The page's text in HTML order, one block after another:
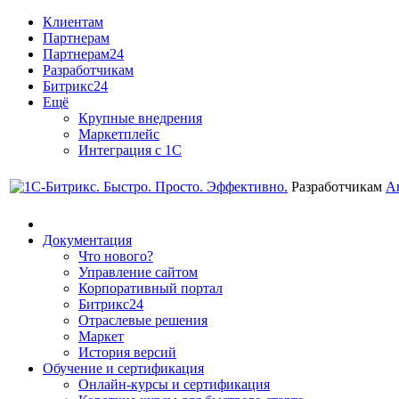
Клиентам
Партнерам
Партнерам24
Разработчикам
Битрикс24
Ещё
Крупные внедрения
Маркетплейс
Интеграция с 1С
Разработчикам
Документация
Что нового?
Управление сайтом
Корпоративный портал
Битрикс24
Отраслевые решения
Маркет
История версий
Обучение и сертификация
Онлайн-курсы и сертификация